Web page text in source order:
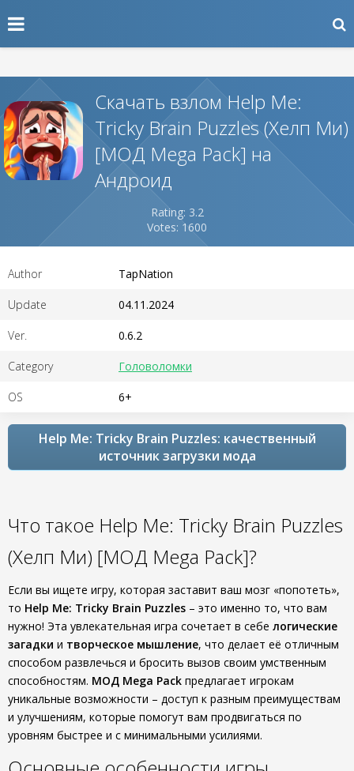
Скачать взлом Help Me:
Tricky Brain Puzzles (Хелп Ми)
[МОД Mega Pack] на
Андроид
Rating: 3.2
Votes: 1600
Author TapNation
Update 04.11.2024
Ver. 0.6.2
Category Головоломки
OS 6+
Help Me: Tricky Brain Puzzles: качественный
источник загрузки мода
Что такое Help Me: Tricky Brain Puzzles
(Хелп Ми) [МОД Mega Pack]?
Если вы ищете игру, которая заставит ваш мозг «попотеть»,
то Help Me: Tricky Brain Puzzles – это именно то, что вам
нужно! Эта увлекательная игра сочетает в себе логические
загадки и творческое мышление, что делает её отличным
способом развлечься и бросить вызов своим умственным
способностям. МОД Mega Pack предлагает игрокам
уникальные возможности – доступ к разным преимуществам
и улучшениям, которые помогут вам продвигаться по
уровням быстрее и с минимальными усилиями.